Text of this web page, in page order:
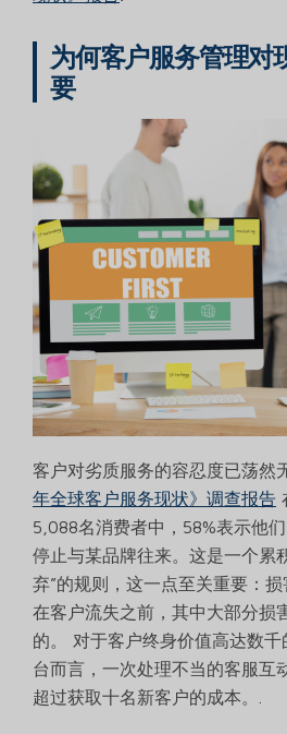
为何客户服务管理对
要
客户对劣质服务的容忍度已荡然
年全球客户服务现状》调查报告
5,088名消费者中，58%表示他
停止与某品牌往来。这是一个累
弃”的规则，这一点至关重要：
在客户流失之前，其中大部分损
的。 对于客户终身价值高达数
台而言，一次处理不当的客服互
超过获取十名新客户的成本。.